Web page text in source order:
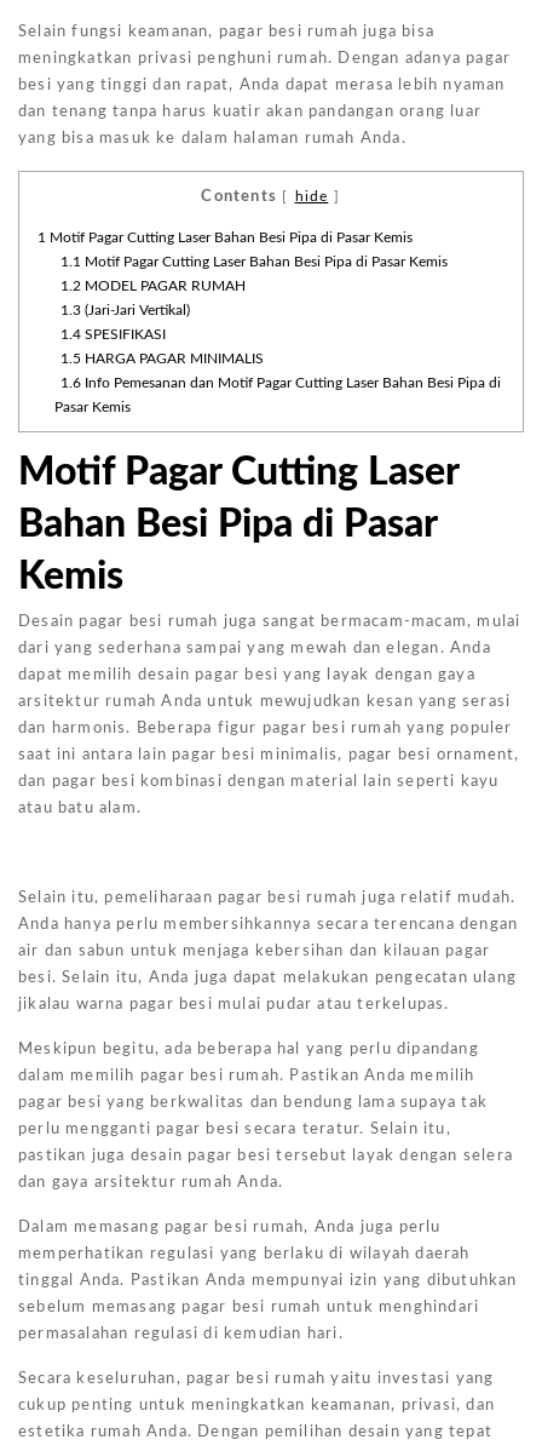
Selain fungsi keamanan, pagar besi rumah juga bisa
meningkatkan privasi penghuni rumah. Dengan adanya pagar
besi yang tinggi dan rapat, Anda dapat merasa lebih nyaman
dan tenang tanpa harus kuatir akan pandangan orang luar
yang bisa masuk ke dalam halaman rumah Anda.
Contents hide
1
Motif Pagar Cutting Laser Bahan Besi Pipa di Pasar Kemis
1.1
Motif Pagar Cutting Laser Bahan Besi Pipa di Pasar Kemis
1.2 MODEL PAGAR RUMAH
1.3(Jari-Jari Vertikal)
1.4SPESIFIKASI
1.5 HARGA PAGAR MINIMALIS
1.6Info Pemesanan dan Motif Pagar Cutting Laser Bahan Besi Pipa di
Pasar Kemis
Motif Pagar Cutting Laser
Bahan Besi Pipa di Pasar
Kemis
Desain pagar besi rumah juga sangat bermacam-macam, mulai
dari yang sederhana sampai yang mewah dan elegan. Anda
dapat memilih desain pagar besi yang layak dengan gaya
arsitektur rumah Anda untuk mewujudkan kesan yang serasi
dan harmonis. Beberapa figur pagar besi rumah yang populer
saat ini antara lain pagar besi minimalis, pagar besi ornament,
dan pagar besi kombinasi dengan material lain seperti kayu
atau batu alam.
Selain itu, pemeliharaan pagar besi rumah juga relatif mudah.
Anda hanya perlu membersihkannya secara terencana dengan
air dan sabun untuk menjaga kebersihan dan kilauan pagar
besi. Selain itu, Anda juga dapat melakukan pengecatan ulang
jikalau warna pagar besi mulai pudar atau terkelupas.
Meskipun begitu, ada beberapa hal yang perlu dipandang
dalam memilih pagar besi rumah. Pastikan Anda memilih
pagar besi yang berkwalitas dan bendung lama supaya tak
perlu mengganti pagar besi secara teratur. Selain itu,
pastikan juga desain pagar besi tersebut layak dengan selera
dan gaya arsitektur rumah Anda.
Dalam memasang pagar besi rumah, Anda juga perlu
memperhatikan regulasi yang berlaku di wilayah daerah
tinggal Anda. Pastikan Anda mempunyai izin yang dibutuhkan
sebelum memasang pagar besi rumah untuk menghindari
permasalahan regulasi di kemudian hari.
Secara keseluruhan, pagar besi rumah yaitu investasi yang
cukup penting untuk meningkatkan keamanan, privasi, dan
estetika rumah Anda. Dengan pemilihan desain yang tepat